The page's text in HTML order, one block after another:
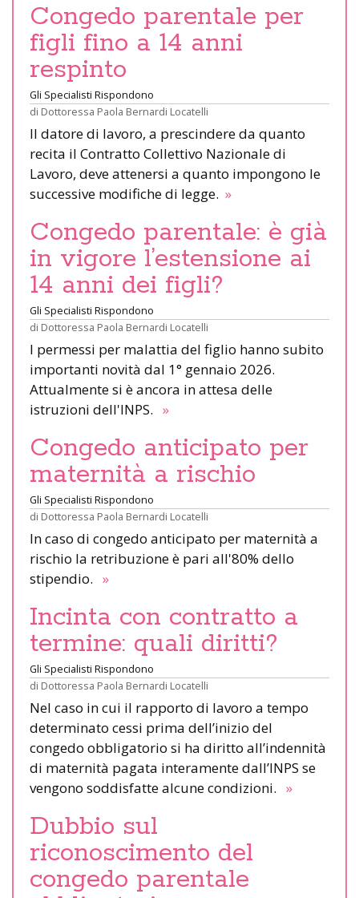
Congedo parentale per
figli fino a 14 anni
respinto
Gli Specialisti Rispondono
di Dottoressa Paola Bernardi Locatelli
Il datore di lavoro, a prescindere da quanto
recita il Contratto Collettivo Nazionale di
Lavoro, deve attenersi a quanto impongono le
successive modifiche di legge. »
Congedo parentale: è già
in vigore l’estensione ai
14 anni dei figli?
Gli Specialisti Rispondono
di Dottoressa Paola Bernardi Locatelli
I permessi per malattia del figlio hanno subito
importanti novità dal 1° gennaio 2026.
Attualmente si è ancora in attesa delle
istruzioni dell'INPS. »
Congedo anticipato per
maternità a rischio
Gli Specialisti Rispondono
di Dottoressa Paola Bernardi Locatelli
In caso di congedo anticipato per maternità a
rischio la retribuzione è pari all'80% dello
stipendio. »
Incinta con contratto a
termine: quali diritti?
Gli Specialisti Rispondono
di Dottoressa Paola Bernardi Locatelli
Nel caso in cui il rapporto di lavoro a tempo
determinato cessi prima dell’inizio del
congedo obbligatorio si ha diritto all’indennità
di maternità pagata interamente dall’INPS se
vengono soddisfatte alcune condizioni. »
Dubbio sul
riconoscimento del
congedo parentale